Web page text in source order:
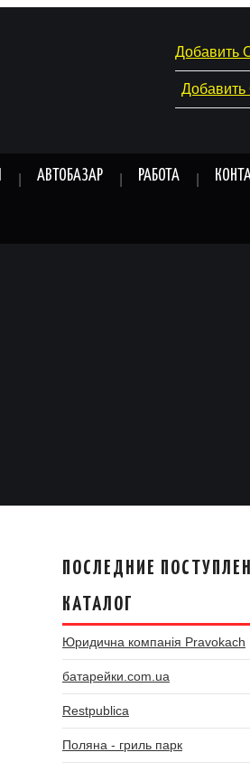
Добавить
АВТОБАЗАР РАБОТА
ПОСЛЕДНИЕ
КАТАЛОГ
Юридична компанія Pravokach
батарейки.com.ua
Restpublica
Поляна - гриль парк